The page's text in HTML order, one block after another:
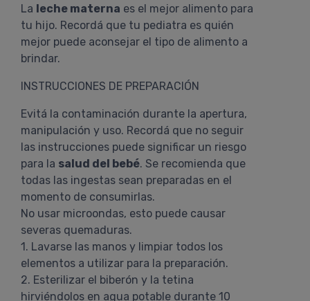
La leche materna es el mejor alimento para
tu hijo. Recordá que tu pediatra es quién
mejor puede aconsejar el tipo de alimento a
brindar.
INSTRUCCIONES DE PREPARACIÓN
Evitá la contaminación durante la apertura,
manipulación y uso. Recordá que no seguir
las instrucciones puede significar un riesgo
para la salud del bebé. Se recomienda que
todas las ingestas sean preparadas en el
momento de consumirlas.
No usar microondas, esto puede causar
severas quemaduras.
1. Lavarse las manos y limpiar todos los
elementos a utilizar para la preparación.
2. Esterilizar el biberón y la tetina
hirviéndolos en agua potable durante 10